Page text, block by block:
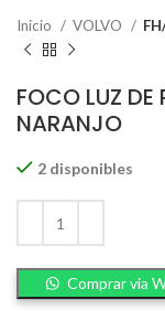
Inicio VOLVO
FOCO LUZ
NARANJO
2 disponibles
Comprar via